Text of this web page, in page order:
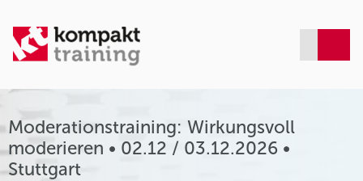
Moderationstraining: Wirkungsvoll
moderieren • 02.12 / 03.12.2026 •
Stuttgart